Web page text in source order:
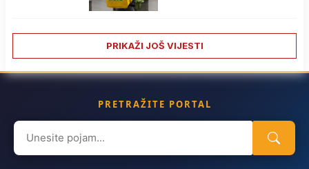
PRIKAŽI JOŠ VIJESTI
PRETRAŽITE PORTAL
Search
for: